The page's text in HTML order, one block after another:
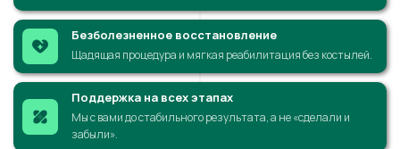
Безболезненное восстановление
Щадящая процедура и мягкая реабилитация без костылей.
Поддержка на всех этапах
Мы с вами до стабильного результата, а не «сделали и
забыли».